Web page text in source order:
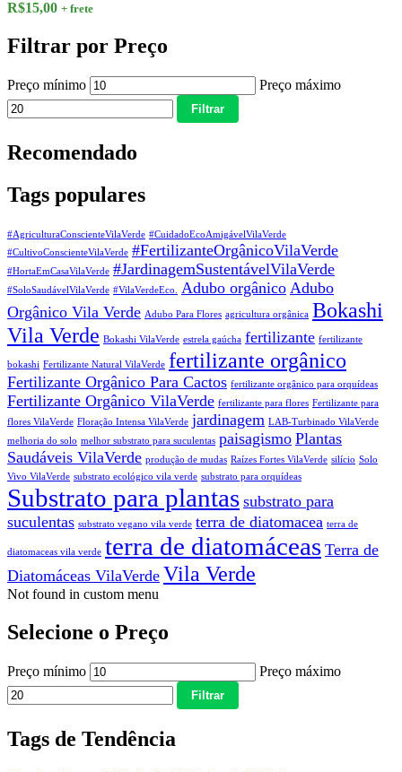
R$15,00 + frete
Filtrar por Preço
Preço mínimo Preço máximo
Filtrar
Recomendado
Tags populares
#AgriculturaConscienteVilaVerde #CuidadoEcoAmigávelVilaVerde
#CultivoConscienteVilaVerde #FertilizanteOrgânicoVilaVerde
#HortaEmCasaVilaVerde #JardinagemSustentávelVilaVerde
#SoloSaudávelVilaVerde #VilaVerdeEco. Adubo orgânico Adubo
Orgânico Vila Verde Adubo Para Flores agricultura orgânica Bokashi
Vila Verde Bokashi VilaVerde estrela gaúcha fertilizante fertilizante
bokashi Fertilizante Natural VilaVerde fertilizante orgânico
Fertilizante Orgânico Para Cactos fertilizante orgânico para orquídeas
Fertilizante Orgânico VilaVerde fertilizante para flores Fertilizante para
flores VilaVerde Floração Intensa VilaVerde jardinagem LAB-Turbinado VilaVerde
melhoria do solo melhor substrato para suculentas paisagismo Plantas
Saudáveis VilaVerde produção de mudas Raízes Fortes VilaVerde silício Solo
Vivo VilaVerde substrato ecológico vila verde substrato para orquídeas
Substrato para plantas substrato para
suculentas substrato vegano vila verde terra de diatomacea terra de
diatomaceas vila verde terra de diatomáceas Terra de
Diatomáceas VilaVerde Vila Verde
Not found in custom menu
Selecione o Preço
Preço mínimo Preço máximo
Filtrar
Tags de Tendência